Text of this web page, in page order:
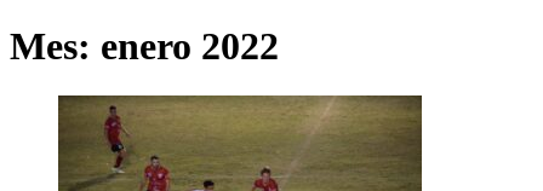
Mes: enero 2022